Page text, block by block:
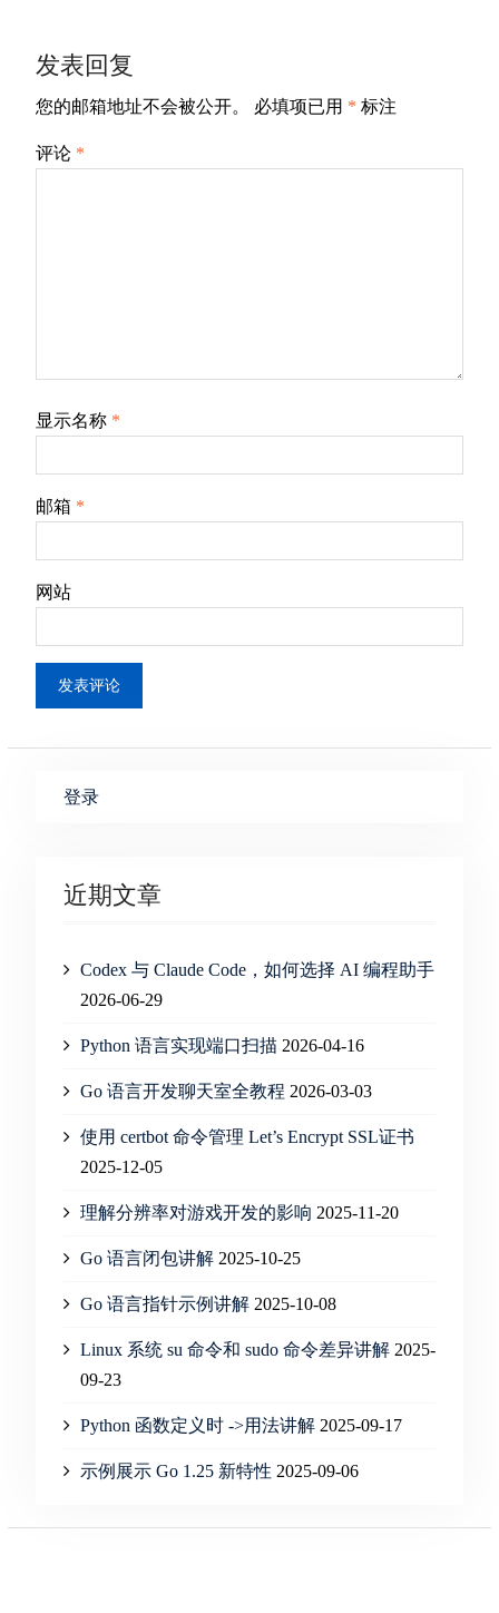
航
发表回复
您的邮箱地址不会被公开。 必填项已用 * 标注
评论 *
显示名称 *
邮箱 *
网站
登录
近期文章
Codex 与 Claude Code，如何选择 AI 编程助手
2026-06-29
Python 语言实现端口扫描 2026-04-16
Go 语言开发聊天室全教程 2026-03-03
使用 certbot 命令管理 Let’s Encrypt SSL证书
2025-12-05
理解分辨率对游戏开发的影响 2025-11-20
Go 语言闭包讲解 2025-10-25
Go 语言指针示例讲解 2025-10-08
Linux 系统 su 命令和 sudo 命令差异讲解 2025-
09-23
Python 函数定义时 ->用法讲解 2025-09-17
示例展示 Go 1.25 新特性 2025-09-06